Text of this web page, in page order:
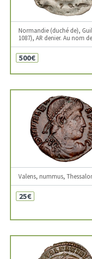
Normandie (duché de),
1087), AR denier. Au nom
500€
Valens, nummus,
25€